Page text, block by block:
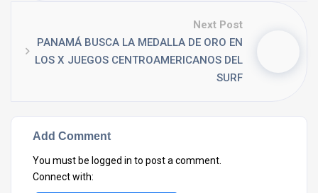
Next Post
PANAMÁ BUSCA LA MEDALLA DE ORO EN
LOS X JUEGOS CENTROAMERICANOS DEL
SURF
Add Comment
You must be logged in to post a comment.
Connect with: